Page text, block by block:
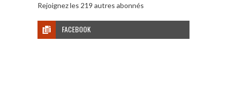
Rejoignez les 219 autres abonnés
FACEBOOK